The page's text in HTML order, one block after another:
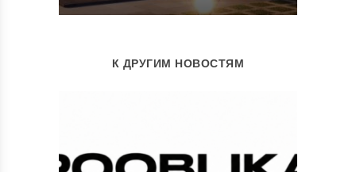
К ДРУГИМ НОВОСТЯМ